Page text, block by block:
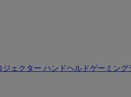
ジェクター ハンドヘルドゲーミング